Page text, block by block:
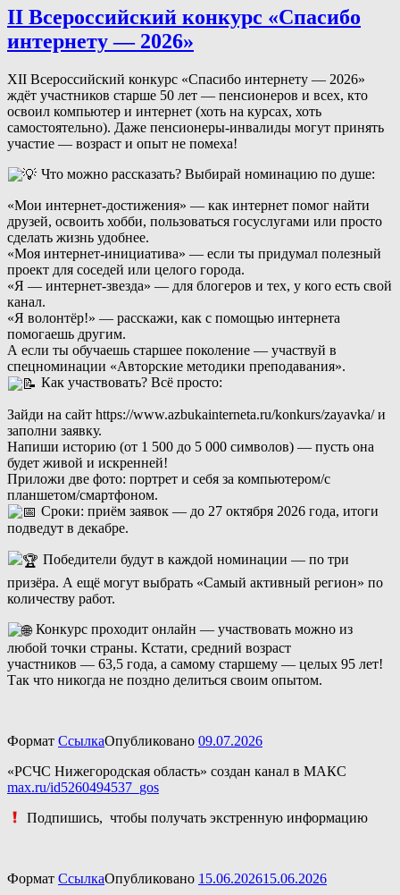
II Всероссийский конкурс «Спасибо
интернету — 2026»
XII Всероссийский конкурс «Спасибо интернету — 2026»
ждёт участников старше 50 лет — пенсионеров и всех, кто
освоил компьютер и интернет (хоть на курсах, хоть
самостоятельно). Даже пенсионеры‑инвалиды могут принять
участие — возраст и опыт не помеха!
Что можно рассказать? Выбирай номинацию по душе:
«Мои интернет‑достижения» — как интернет помог найти
друзей, освоить хобби, пользоваться госуслугами или просто
сделать жизнь удобнее.
«Моя интернет‑инициатива» — если ты придумал полезный
проект для соседей или целого города.
«Я — интернет‑звезда» — для блогеров и тех, у кого есть свой
канал.
«Я волонтёр!» — расскажи, как с помощью интернета
помогаешь другим.
А если ты обучаешь старшее поколение — участвуй в
спецноминации «Авторские методики преподавания».
Как участвовать? Всё просто:
Зайди на сайт https://www.azbukainterneta.ru/konkurs/zayavka/ и
заполни заявку.
Напиши историю (от 1 500 до 5 000 символов) — пусть она
будет живой и искренней!
Приложи две фото: портрет и себя за компьютером/с
планшетом/смартфоном.
Сроки: приём заявок — до 27 октября 2026 года, итоги
подведут в декабре.
Победители будут в каждой номинации — по три
призёра. А ещё могут выбрать «Самый активный регион» по
количеству работ.
Конкурс проходит онлайн — участвовать можно из
любой точки страны. Кстати, средний возраст
участников — 63,5 года, а самому старшему — целых 95 лет!
Так что никогда не поздно делиться своим опытом.
Формат СсылкаОпубликовано 09.07.2026
«РСЧС Нижегородская область» создан канал в МАКС
max.ru/id5260494537_gos
Подпишись, чтобы получать экстренную информацию
Формат СсылкаОпубликовано 15.06.202615.06.2026